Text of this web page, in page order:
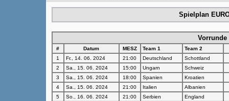
Spielplan
Vorrunde
# Datum MESZ Team 1
Team 2
1
Fr., 14. 06. 2024 21:00 Deutschland
Schottland
2
Sa., 15. 06. 2024 15:00 Ungarn
Schweiz
3
Sa., 15. 06. 2024 18:00 Spanien
Kroatien
4
Sa., 15. 06. 2024 21:00 Italien
Albanien
5
So., 16. 06. 2024 21:00 Serbien
England